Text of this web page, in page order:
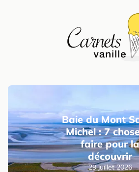
Baie du Mont
Michel : 7
faire pour la
découvrir
29 juillet 2026